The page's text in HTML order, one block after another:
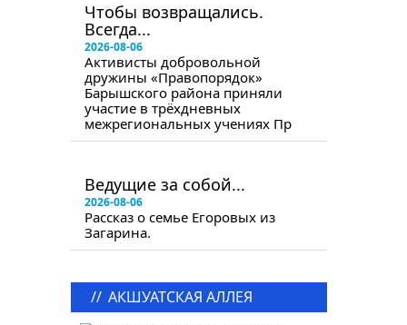
Чтобы возвращались.
Всегда...
2026-08-06
Активисты добровольной
дружины «Правопорядок»
Барышского района приняли
участие в трёхдневных
межрегиональных учениях Пр
Ведущие за собой...
2026-08-06
Рассказ о семье Егоровых из
Загарина.
// АКШУАТСКАЯ АЛЛЕЯ